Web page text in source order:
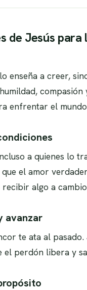
de Jesús para
enseña a creer,
compasión
enfrentar el
a quienes lo
que el amor
recibir algo a
avanzar
te ata al pasado.
el perdón libera y